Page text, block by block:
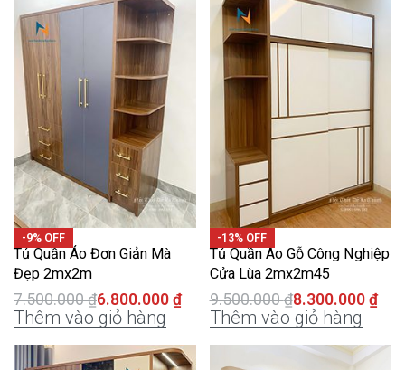
-9% OFF
Tủ Quần Áo Đơn Giản Mà
Đẹp 2mx2m
7.500.000₫6.800.000 ₫
Thêm vào giỏ hàng
-13% OFF
Tủ Quần Áo Gỗ Công Nghiệp
Cửa Lùa 2mx2m45
9.500.000₫8.300.000 ₫
Thêm vào giỏ hàng